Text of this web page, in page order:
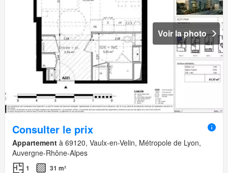
Voir la photo
Consulter le prix
Appartement à 69120, Vaulx-en-Velin, Métropole de Lyon,
Auvergne-Rhône-Alpes
1 31 m²